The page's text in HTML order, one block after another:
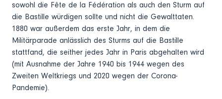
sowohl die Fête de la Fédération als auch den Sturm auf
die Bastille würdigen sollte und nicht die Gewalttaten.
1880 war außerdem das erste Jahr, in dem die
Militärparade anlässlich des Sturms auf die Bastille
stattfand, die seither jedes Jahr in Paris abgehalten wird
(mit Ausnahme der Jahre 1940 bis 1944 wegen des
Zweiten Weltkriegs und 2020 wegen der Corona-
Pandemie).